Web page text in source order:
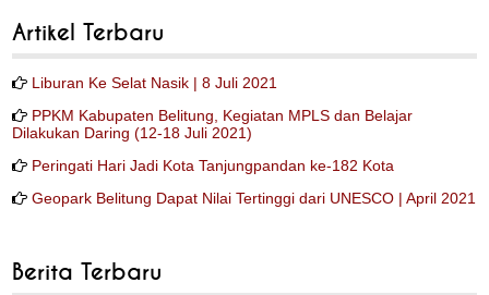
Artikel Terbaru
Liburan Ke Selat Nasik | 8 Juli 2021
PPKM Kabupaten Belitung, Kegiatan MPLS dan Belajar
Dilakukan Daring (12-18 Juli 2021)
Peringati Hari Jadi Kota Tanjungpandan ke-182 Kota
Geopark Belitung Dapat Nilai Tertinggi dari UNESCO | April 2021
Berita Terbaru